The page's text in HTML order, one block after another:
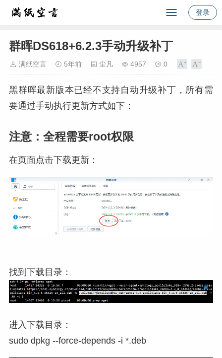
登录
群晖DS618+6.2.3手动升级补丁
满纸空言 5年前 尘凡 4957 0
黑群晖最新版本已经不支持自动升级补丁，所有需
要通过手动执行更新方式如下：
注意：全程需要root权限
在页面点击下载更新：
找到下载目录：
进入下载目录：
sudo dpkg --force-depends -i *.deb